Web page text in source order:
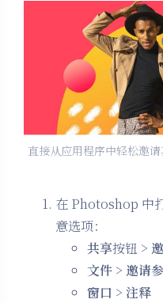
直接从应用程序中轻松邀
在 Photoshop 中
意选项：
共享按钮 >
文件 > 邀请
窗口 > 注释